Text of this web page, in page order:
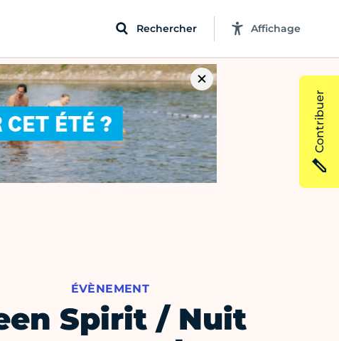
Rechercher Affichage
ÉVÈNEMENT
Spirit / Nuit
Contribuer